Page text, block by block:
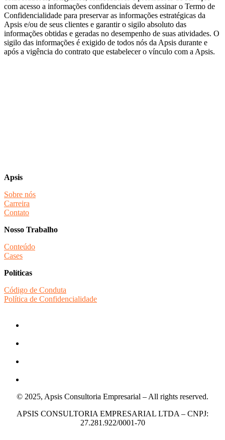
com acesso a informações confidenciais devem assinar o Termo de
Confidencialidade para preservar as informações estratégicas da
Apsis e/ou de seus clientes e garantir o sigilo absoluto das
informações obtidas e geradas no desempenho de suas atividades. O
sigilo das informações é exigido de todos nós da Apsis durante e
após a vigência do contrato que estabelecer o vínculo com a Apsis.
Apsis
Sobre nós
Carreira
Contato
Nosso Trabalho
Conteúdo
Cases
Políticas
Código de Conduta
Política de Confidencialidade
© 2025, Apsis Consultoria Empresarial – All rights reserved.
APSIS CONSULTORIA EMPRESARIAL LTDA – CNPJ:
27.281.922/0001-70